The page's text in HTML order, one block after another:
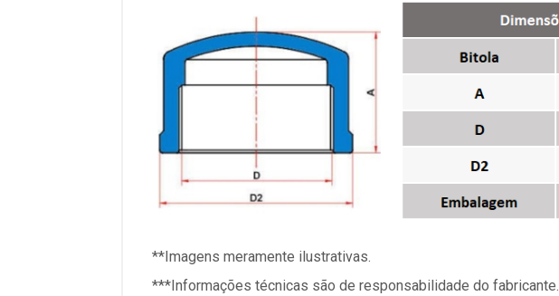
**Imagens meramente ilustrativas.
***Informações técnicas são de responsabilidade do fabricante.